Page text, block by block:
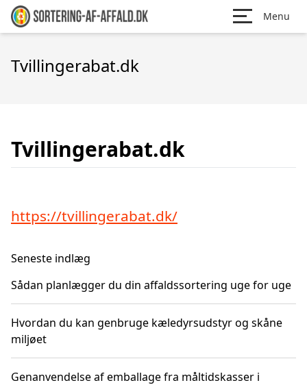
Menu
Tvillingerabat.dk
Tvillingerabat.dk
https://tvillingerabat.dk/
Seneste indlæg
Sådan planlægger du din affaldssortering uge for uge
Hvordan du kan genbruge kæledyrsudstyr og skåne
miljøet
Genanvendelse af emballage fra måltidskasser i